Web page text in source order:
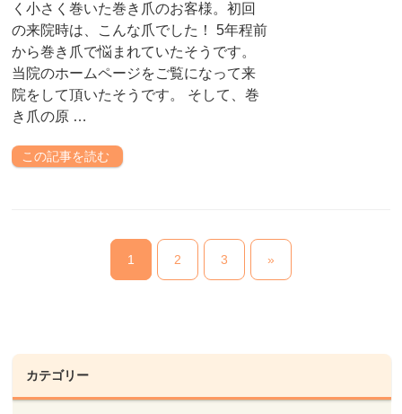
く小さく巻いた巻き爪のお客様。初回
の来院時は、こんな爪でした！ 5年程前
から巻き爪で悩まれていたそうです。
当院のホームページをご覧になって来
院をして頂いたそうです。 そして、巻
き爪の原 …
この記事を読む
1 2 3 »
カテゴリー